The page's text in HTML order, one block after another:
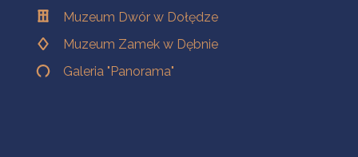
Muzeum Dwór w Dołędze
Muzeum Zamek w Dębnie
Galeria "Panorama"